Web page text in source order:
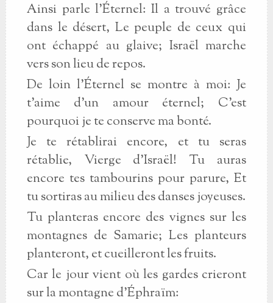
Ainsi parle l'Éternel: Il a trouvé grâce
dans le désert, Le peuple de ceux qui
ont échappé au glaive; Israël marche
vers son lieu de repos.
De loin l'Éternel se montre à moi: Je
t'aime d'un amour éternel; C'est
pourquoi je te conserve ma bonté.
Je te rétablirai encore, et tu seras
rétablie, Vierge d'Israël! Tu auras
encore tes tambourins pour parure, Et
tu sortiras au milieu des danses joyeuses.
Tu planteras encore des vignes sur les
montagnes de Samarie; Les planteurs
planteront, et cueilleront les fruits.
Car le jour vient où les gardes crieront
sur la montagne d'Éphraïm: